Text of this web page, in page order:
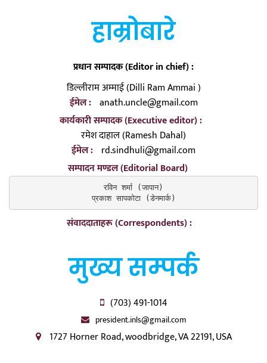
हाम्रोबारे
प्रधान सम्पादक (Editor in chief) :
डिल्लीराम अम्माई (Dilli Ram Ammai )
ईमेल : anath.uncle@gmail.com
कार्यकारी सम्पादक (Executive editor) :
रमेश दाहाल (Ramesh Dahal)
ईमेल : rd.sindhuli@gmail.com
सम्पादन मण्डल (Editorial Board)
रविन शर्मा (जापान)
प्रकाश सापकोटा (डेनमार्क)
संवाददाताहरू (Correspondents) :
मुख्य सम्पर्क
(703) 491-1014
president.inls@gmail.com
1727 Horner Road, woodbridge, VA 22191, USA